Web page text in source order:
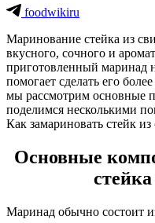
foodwikiru
Маринование стейка из
вкусного, сочного и
приготовленный маринад
помогает сделать его
мы рассмотрим основные
поделимся несколькими
Как замариновать стейк
Основные
Маринад обычно состоит